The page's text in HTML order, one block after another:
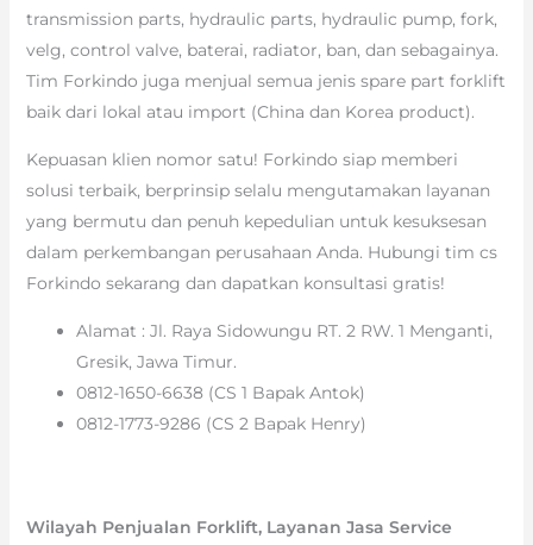
transmission parts, hydraulic parts, hydraulic pump, fork,
velg, control valve, baterai, radiator, ban, dan sebagainya.
Tim Forkindo juga menjual semua jenis spare part forklift
baik dari lokal atau import (China dan Korea product).
Kepuasan klien nomor satu! Forkindo siap memberi
solusi terbaik, berprinsip selalu mengutamakan layanan
yang bermutu dan penuh kepedulian untuk kesuksesan
dalam perkembangan perusahaan Anda. Hubungi tim cs
Forkindo sekarang dan dapatkan konsultasi gratis!
Alamat : Jl. Raya Sidowungu RT. 2 RW. 1 Menganti,
Gresik, Jawa Timur.
0812-1650-6638 (CS 1 Bapak Antok)
0812-1773-9286 (CS 2 Bapak Henry)
Wilayah Penjualan Forklift, Layanan Jasa Service